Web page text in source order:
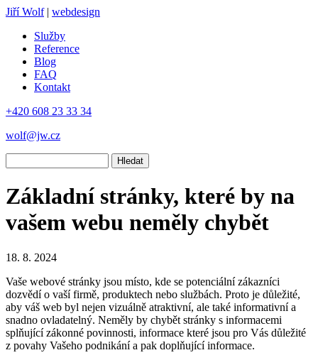
Jiří Wolf | webdesign
Služby
Reference
Blog
FAQ
Kontakt
+420 608 23 33 34
wolf@jw.cz
Základní stránky, které by na
vašem webu neměly chybět
18. 8. 2024
Vaše webové stránky jsou místo, kde se potenciální zákazníci
dozvědí o vaší firmě, produktech nebo službách. Proto je důležité,
aby váš web byl nejen vizuálně atraktivní, ale také informativní a
snadno ovladatelný. Neměly by chybět stránky s informacemi
splňující zákonné povinnosti, informace které jsou pro Vás důležité
z povahy Vašeho podnikání a pak doplňující informace.